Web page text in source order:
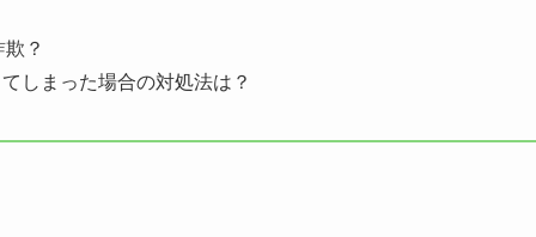
？
しまった場合の対処法は？